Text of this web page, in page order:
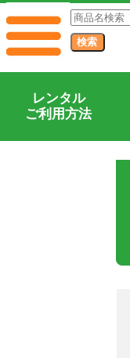
レンタル
ご利用方法